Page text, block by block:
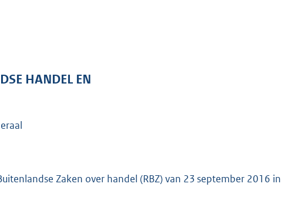
HANDEL EN
Zaken over handel (RBZ) van 23 september 2016 in